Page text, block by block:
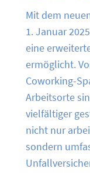
Mit dem
1. Januar
eine
ermöglicht.
Coworking-
Arbeitsorte
vielfältiger
nicht nur
sondern